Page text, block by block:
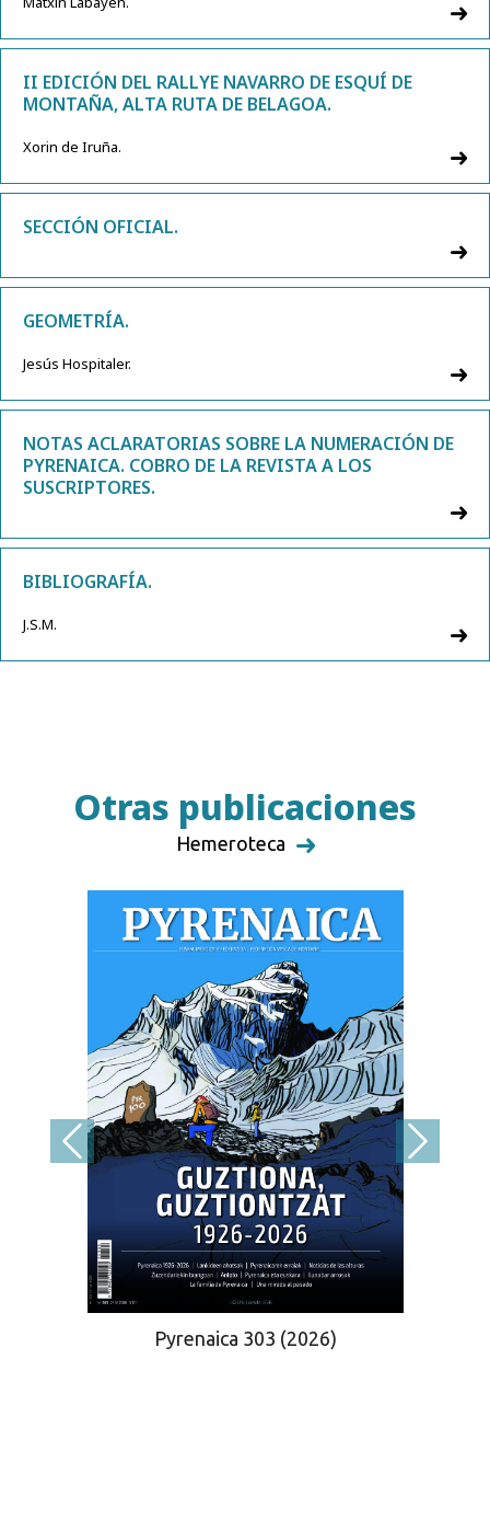
II EDICIÓN DEL RALLYE NAVARRO DE ESQUÍ DE
MONTAÑA, ALTA RUTA DE BELAGOA.
Xorin de Iruña.
SECCIÓN OFICIAL.
GEOMETRÍA.
Jesús Hospitaler.
NOTAS ACLARATORIAS SOBRE LA NUMERACIÓN DE
PYRENAICA. COBRO DE LA REVISTA A LOS
SUSCRIPTORES.
BIBLIOGRAFÍA.
J.S.M.
Otras publicaciones
Hemeroteca
Pyrenaica 303 (2026)